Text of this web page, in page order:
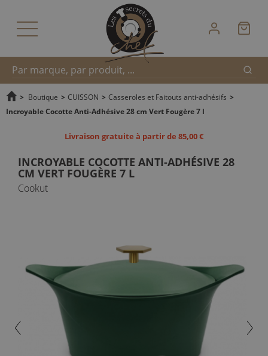
Recherche
> Boutique > CUISSON > Casseroles et Faitouts anti-adhésifs >
Incroyable Cocotte Anti-Adhésive 28 cm Vert Fougère 7 l
Livraison gratuite à partir de 85,00 €
INCROYABLE COCOTTE ANTI-ADHÉSIVE 28
CM VERT FOUGÈRE 7 L
Cookut